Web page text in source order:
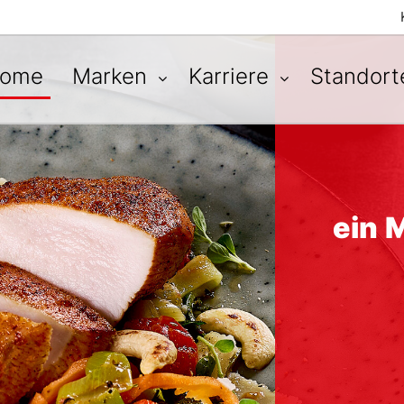
Marken Karriere
ein